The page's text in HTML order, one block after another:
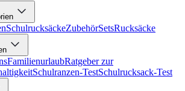
SchulrucksäckeZubehörSetsRucksäcke
FamilienurlaubRatgeber zur
Schulranzen-TestSchulrucksack-Test